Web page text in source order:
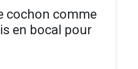
cochon comme
en bocal pour